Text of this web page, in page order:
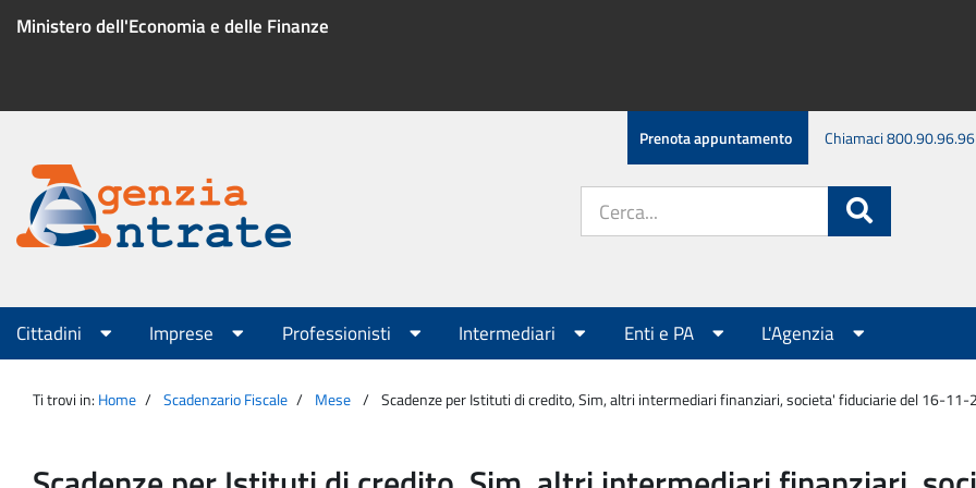
Ministero dell'Economia e delle Finanze
Menu
servizio
Prenota appuntamento Chiamaci 800.90.96.96
Agenzia
Entrate
sito:
Menu
principale
Cittadini Imprese Professionisti Intermediari Enti e PA L'Agenzia
Ti trovi in: Home Scadenzario Fiscale Mese Scadenze per Istituti di credito, Sim, altri intermediari finanziari, societa' fiduciarie del 16-11-